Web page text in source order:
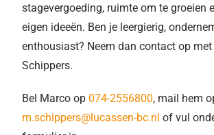
stagevergoeding, ruimte om te groeien
eigen ideeën. Ben je leergierig,
enthousiast? Neem dan contact op
Schippers.
Bel Marco op 074-2556800, mail hem
m.schippers@lucassen-bc.nl of vul